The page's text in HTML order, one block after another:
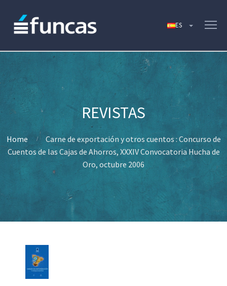
Home
Carne de exportación y otros cuentos : Concurso de
Cuentos de las Cajas de Ahorros, XXXIV Convocatoria Hucha de
Oro, octubre 2006